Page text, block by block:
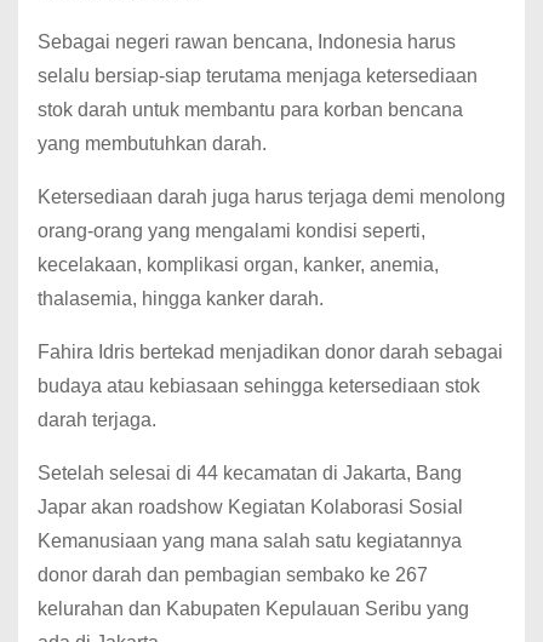
Sebagai negeri rawan bencana, Indonesia harus
selalu bersiap-siap terutama menjaga ketersediaan
stok darah untuk membantu para korban bencana
yang membutuhkan darah.
Ketersediaan darah juga harus terjaga demi menolong
orang-orang yang mengalami kondisi seperti,
kecelakaan, komplikasi organ, kanker, anemia,
thalasemia, hingga kanker darah.
Fahira Idris bertekad menjadikan donor darah sebagai
budaya atau kebiasaan sehingga ketersediaan stok
darah terjaga.
Setelah selesai di 44 kecamatan di Jakarta, Bang
Japar akan roadshow Kegiatan Kolaborasi Sosial
Kemanusiaan yang mana salah satu kegiatannya
donor darah dan pembagian sembako ke 267
kelurahan dan Kabupaten Kepulauan Seribu yang